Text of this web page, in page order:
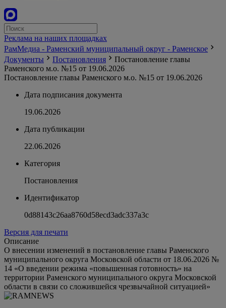
Реклама на наших площадках
РамМедиа - Раменский муниципальный округ - Раменское
Документы
Постановления
Постановление главы
Раменского м.о. №15 от 19.06.2026
Постановление главы Раменского м.о. №15 от 19.06.2026
Дата подписания документа
19.06.2026
Дата публикации
22.06.2026
Категория
Постановления
Идентификатор
0d88143c26aa8760d58ecd3adc337a3c
Версия для печати
Описание
О внесении изменений в постановление главы Раменского
муниципального округа Московской области от 18.06.2026 №
14 «О введении режима «повышенная готовность» на
территории Раменского муниципального округа Московской
области в связи со сложившейся чрезвычайной ситуацией»